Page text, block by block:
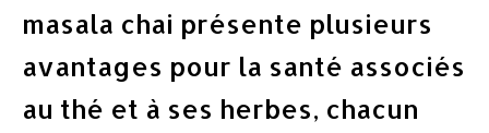
masala chai présente plusieurs
avantages pour la santé associés
au thé et à ses herbes, chacun